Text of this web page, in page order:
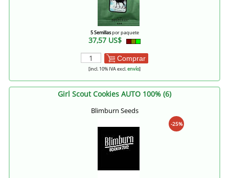
5 Semillaspor paquete
37,57 US$
Comprar
[incl. 10% IVA excl.envío]
Girl Scout Cookies AUTO 100% (6)
Blimburn Seeds
-25%